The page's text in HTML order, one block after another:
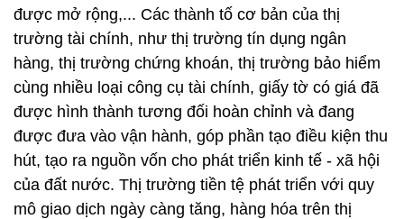
được mở rộng,... Các thành tố cơ bản của thị
trường tài chính, như thị trường tín dụng ngân
hàng, thị trường chứng khoán, thị trường bảo hiểm
cùng nhiều loại công cụ tài chính, giấy tờ có giá đã
được hình thành tương đối hoàn chỉnh và đang
được đưa vào vận hành, góp phần tạo điều kiện thu
hút, tạo ra nguồn vốn cho phát triển kinh tế - xã hội
của đất nước. Thị trường tiền tệ phát triển với quy
mô giao dịch ngày càng tăng, hàng hóa trên thị